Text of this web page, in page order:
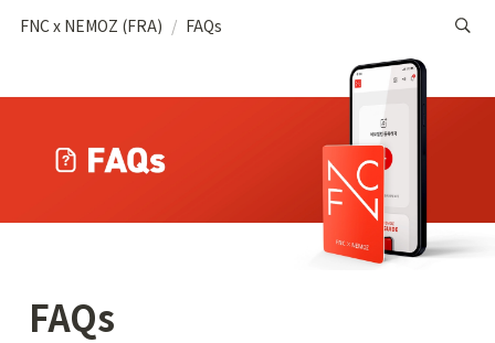
FNC x NEMOZ (FRA) / FAQs
FAQs